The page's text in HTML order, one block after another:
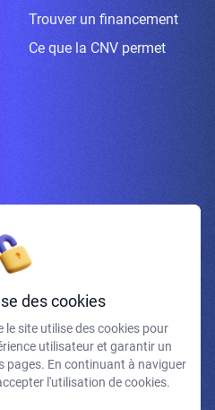
Trouver un financement
Ce que la CNV permet
à la newsletter
et confirme avoir pris connaissance de
et mentions légales.
des cookies
site utilise des cookies pour
utilisateur et garantir un
pages. En continuant à naviguer
l'utilisation de cookies.